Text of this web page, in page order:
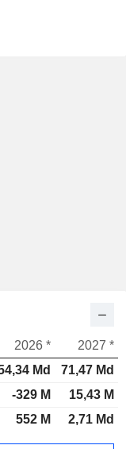
2026 *
2027 *
Md
71,47 Md
-329 M
15,43 M
552 M 2,71 Md